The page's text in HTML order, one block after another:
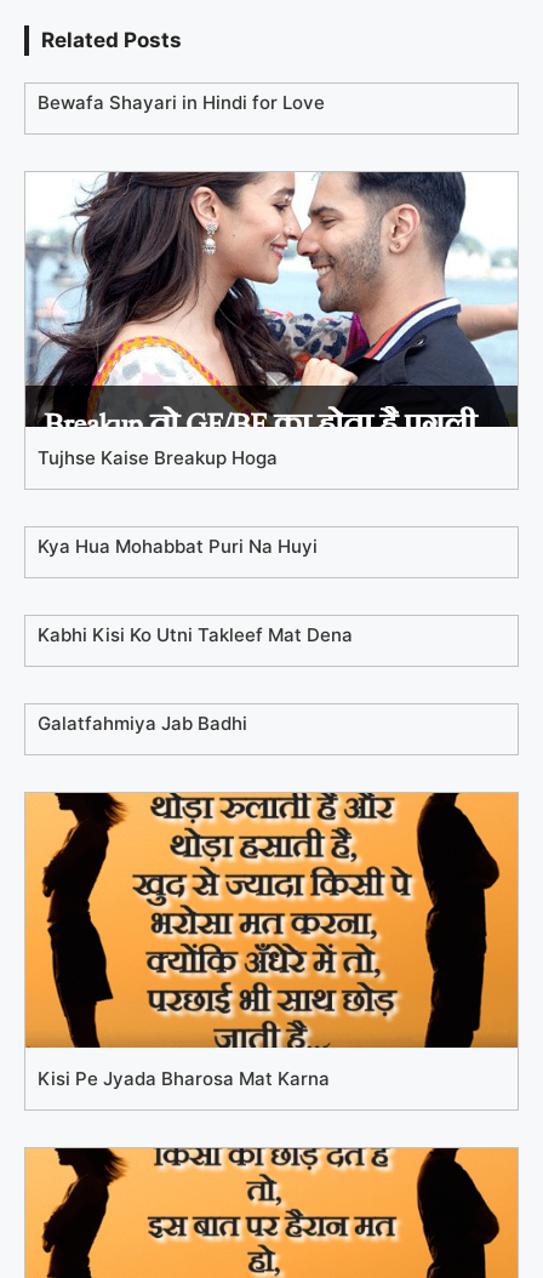
Related Posts
Bewafa Shayari in Hindi for Love
Tujhse Kaise Breakup Hoga
Kya Hua Mohabbat Puri Na Huyi
Kabhi Kisi Ko Utni Takleef Mat Dena
Galatfahmiya Jab Badhi
Kisi Pe Jyada Bharosa Mat Karna